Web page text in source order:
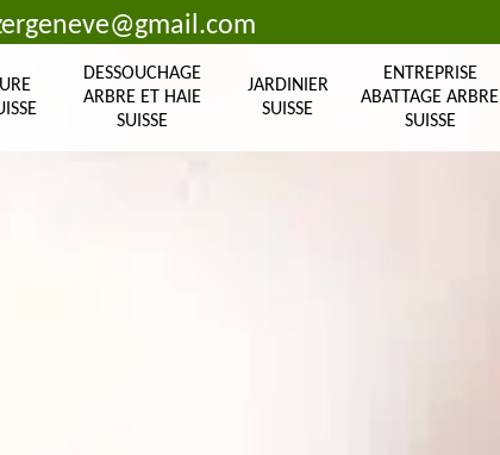
DESSOUCHAGE
ARBRE ET HAIE
SUISSE
JARDINIER
SUISSE
ENTREPRISE
ABATTAGE ARBRE
SUISSE